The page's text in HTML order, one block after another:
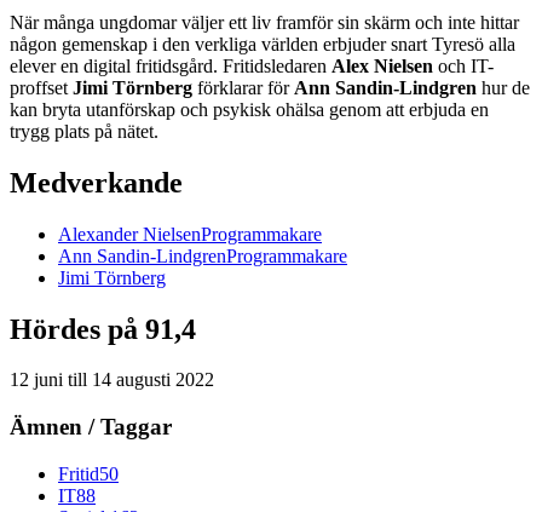
När många ungdomar väljer ett liv framför sin skärm och inte hittar
någon gemenskap i den verkliga världen erbjuder snart Tyresö alla
elever en digital fritidsgård. Fritidsledaren Alex Nielsen och IT-
proffset Jimi Törnberg förklarar för Ann Sandin-Lindgren hur de
kan bryta utanförskap och psykisk ohälsa genom att erbjuda en
trygg plats på nätet.
Medverkande
Alexander NielsenProgrammakare
Ann Sandin-LindgrenProgrammakare
Jimi Törnberg
Hördes på 91,4
12 juni till 14 augusti 2022
Ämnen / Taggar
Fritid50
IT88